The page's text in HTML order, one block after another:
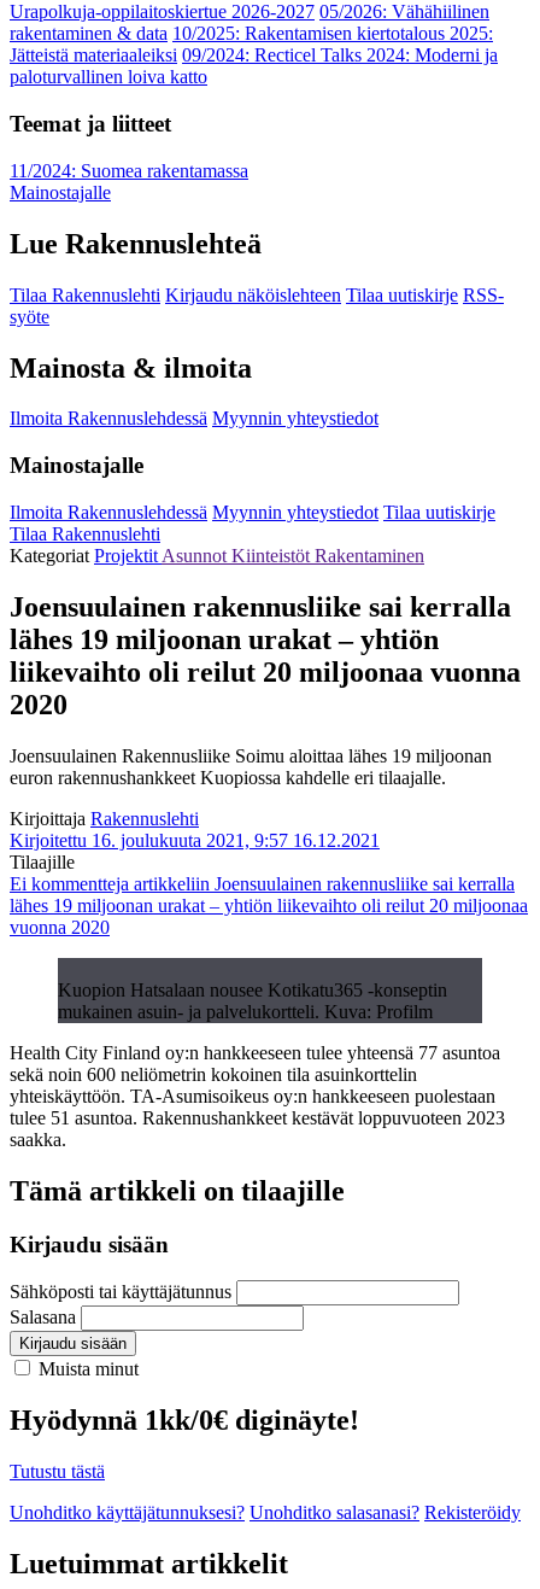
Urapolkuja-oppilaitoskiertue 2026-2027 05/2026: Vähähiilinen
rakentaminen & data 10/2025: Rakentamisen kiertotalous 2025:
Jätteistä materiaaleiksi 09/2024: Recticel Talks 2024: Moderni ja
paloturvallinen loiva katto
Teemat ja liitteet
11/2024: Suomea rakentamassa
Mainostajalle
Lue Rakennuslehteä
Tilaa Rakennuslehti Kirjaudu näköislehteen Tilaa uutiskirje RSS-
syöte
Mainosta & ilmoita
Ilmoita Rakennuslehdessä Myynnin yhteystiedot
Mainostajalle
Ilmoita Rakennuslehdessä Myynnin yhteystiedot Tilaa uutiskirje
Tilaa Rakennuslehti
Kategoriat Projektit Asunnot Kiinteistöt Rakentaminen
Joensuulainen rakennusliike sai kerralla
lähes 19 miljoonan urakat – yhtiön
liikevaihto oli reilut 20 miljoonaa vuonna
2020
Joensuulainen Rakennusliike Soimu aloittaa lähes 19 miljoonan
euron rakennushankkeet Kuopiossa kahdelle eri tilaajalle.
Kirjoittaja Rakennuslehti
Kirjoitettu 16. joulukuuta 2021, 9:57 16.12.2021
Tilaajille
Ei kommentteja artikkeliin Joensuulainen rakennusliike sai kerralla
lähes 19 miljoonan urakat – yhtiön liikevaihto oli reilut 20 miljoonaa
vuonna 2020
Kuopion Hatsalaan nousee Kotikatu365 -konseptin
mukainen asuin- ja palvelukortteli. Kuva: Profilm
Health City Finland oy:n hankkeeseen tulee yhteensä 77 asuntoa
sekä noin 600 neliömetrin kokoinen tila asuinkorttelin
yhteiskäyttöön. TA-Asumisoikeus oy:n hankkeeseen puolestaan
tulee 51 asuntoa. Rakennushankkeet kestävät loppuvuoteen 2023
saakka.
Tämä artikkeli on tilaajille
Kirjaudu sisään
Sähköposti tai käyttäjätunnus
Salasana
Kirjaudu sisään
Muista minut
Hyödynnä 1kk/0€ diginäyte!
Tutustu tästä
Unohditko käyttäjätunnuksesi? Unohditko salasanasi? Rekisteröidy
Luetuimmat artikkelit